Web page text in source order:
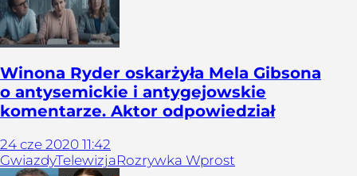
Winona Ryder oskarżyła Mela Gibsona
o antysemickie i antygejowskie
komentarze. Aktor odpowiedział
24 cze 2020 11:42
GwiazdyTelewizjaRozrywka Wprost